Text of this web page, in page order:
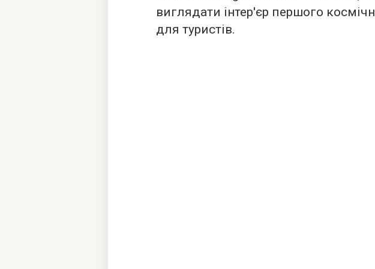
виглядати інтер'єр першого
для туристів.